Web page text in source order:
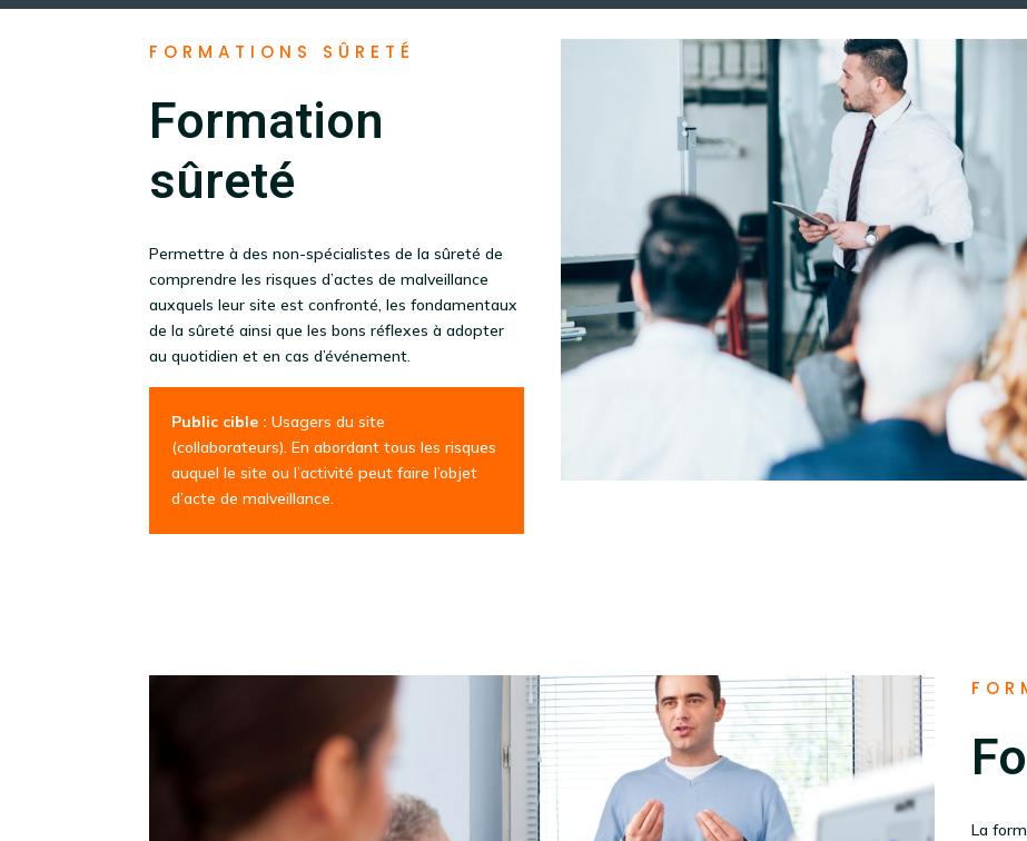
FORMATIONS SÛRETÉ
Formation
sûreté
Permettre à des non-spécialistes de la sûreté de
comprendre les risques d’actes de malveillance
auxquels leur site est confronté, les fondamentaux
de la sûreté ainsi que les bons réflexes à adopter
au quotidien et en cas d’événement.
Public cible : Usagers du site
(collaborateurs). En abordant tous les risques
auquel le site ou l’activité peut faire l’objet
d’acte de malveillance.
La